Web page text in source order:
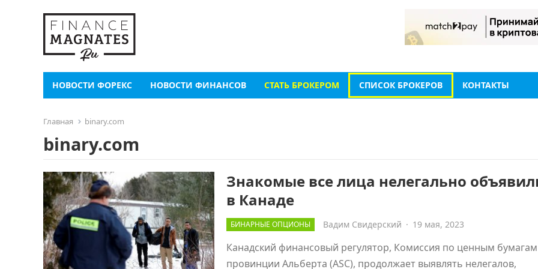
НОВОСТИ ФОРЕКС НОВОСТИ ФИНАНСОВ СТАТЬ БРОКЕРОМ СПИСОК БРОКЕРОВ КОНТАКТЫ
Главная binary.com
binary.com
Знакомые все лица нелегально
в Канаде
БИНАРНЫЕ ОПЦИОНЫ Вадим Свидерский · 19 мая, 2023
Канадский финансовый регулятор, Комиссия по ценным бумагам
провинции Альберта (ASC), продолжает выявлять нелегалов,